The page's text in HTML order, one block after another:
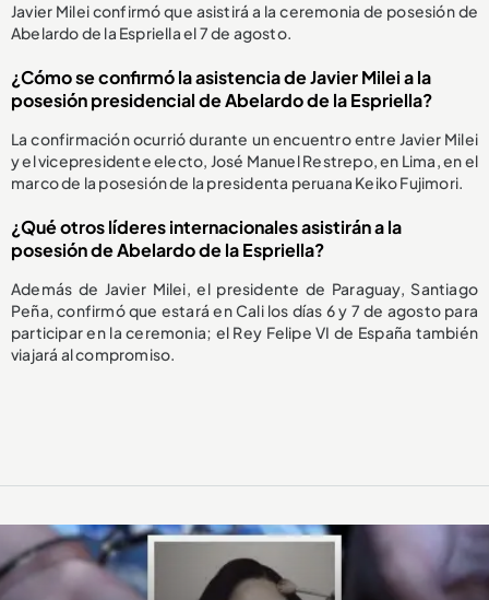
Javier Milei confirmó que asistirá a la ceremonia de posesión de
Abelardo de la Espriella el 7 de agosto.
¿Cómo se confirmó la asistencia de Javier Milei a la
posesión presidencial de Abelardo de la Espriella?
La confirmación ocurrió durante un encuentro entre Javier Milei
y el vicepresidente electo, José Manuel Restrepo, en Lima, en el
marco de la posesión de la presidenta peruana Keiko Fujimori.
¿Qué otros líderes internacionales asistirán a la
posesión de Abelardo de la Espriella?
Además de Javier Milei, el presidente de Paraguay, Santiago
Peña, confirmó que estará en Cali los días 6 y 7 de agosto para
participar en la ceremonia; el Rey Felipe VI de España también
viajará al compromiso.